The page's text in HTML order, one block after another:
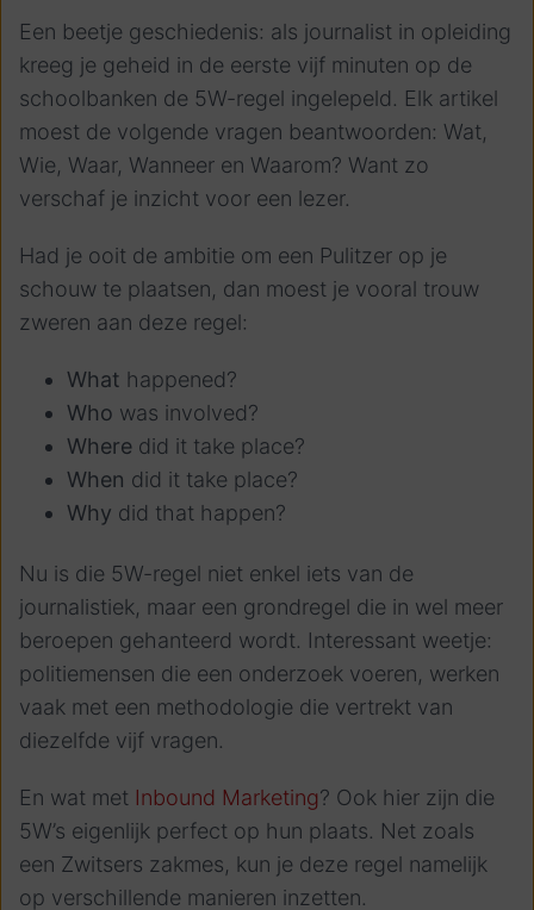
Een beetje geschiedenis: als journalist in opleiding
kreeg je geheid in de eerste vijf minuten op de
schoolbanken de 5W-regel ingelepeld. Elk artikel
moest de volgende vragen beantwoorden: Wat,
Wie, Waar, Wanneer en Waarom? Want zo
verschaf je inzicht voor een lezer.
Had je ooit de ambitie om een Pulitzer op je
schouw te plaatsen, dan moest je vooral trouw
zweren aan deze regel:
What happened?
Who was involved?
Where did it take place?
When did it take place?
Why did that happen?
Nu is die 5W-regel niet enkel iets van de
journalistiek, maar een grondregel die in wel meer
beroepen gehanteerd wordt. Interessant weetje:
politiemensen die een onderzoek voeren, werken
vaak met een methodologie die vertrekt van
diezelfde vijf vragen.
En wat met Inbound Marketing? Ook hier zijn die
5W’s eigenlijk perfect op hun plaats. Net zoals
een Zwitsers zakmes, kun je deze regel namelijk
op verschillende manieren inzetten.